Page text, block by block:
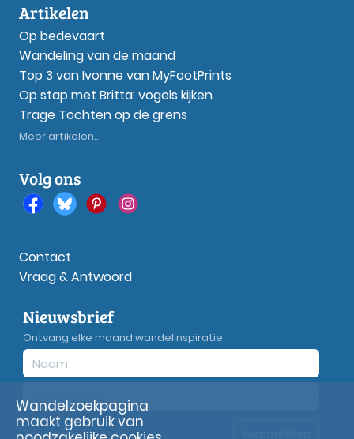
Artikelen
Op bedevaart
Wandeling van de maand
Top 3 van Ivonne van MyFootPrints
Op stap met Britta: vogels kijken
Trage Tochten op de grens
Meer artikelen...
Volg ons
Contact
Vraag & Antwoord
Nieuwsbrief
Ontvang elke maand wandelinspiratie
Privacyverklaring
Wandelzoekpagina
maakt gebruik van